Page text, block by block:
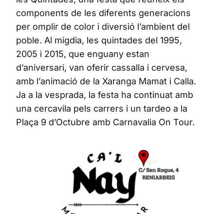
components de les diferents generacions
per omplir de color i diversió l’ambient del
poble. Al migdia, les quintades del 1995,
2005 i 2015, que enguany estan
d’aniversari, van oferir cassalla i cervesa,
amb l’animació de la Xaranga Mamat i Calla.
Ja a la vesprada, la festa ha continuat amb
una cercavila pels carrers i un tardeo a la
Plaça 9 d’Octubre amb Carnavalia On Tour.